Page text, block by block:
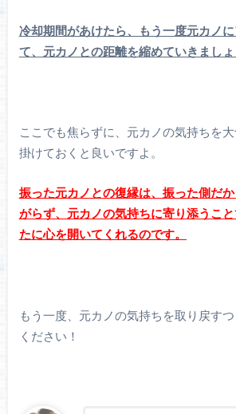
冷却期間があけたら、もう一度元カノ
て、元カノとの距離を縮めていきましょ
ここでも焦らずに、元カノの気持ちを
掛けておくと良いですよ。
振った元カノとの復縁は、振った側だ
がらず、元カノの気持ちに寄り添うこ
たに心を開いてくれるのです。
もう一度、元カノの気持ちを取り戻す
ください！